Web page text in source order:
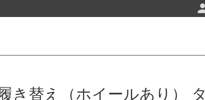
き替え（ホイールあり） タ